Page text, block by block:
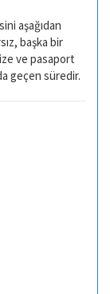
aşağıdan
başka bir
ve pasaport
geçen süredir.